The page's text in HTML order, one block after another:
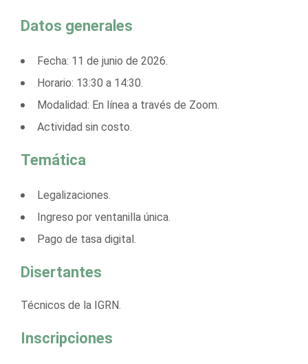
Datos generales
Fecha: 11 de junio de 2026.
Horario: 13:30 a 14:30.
Modalidad: En línea a través de Zoom.
Actividad sin costo.
Temática
Legalizaciones.
Ingreso por ventanilla única.
Pago de tasa digital.
Disertantes
Técnicos de la IGRN.
Inscripciones